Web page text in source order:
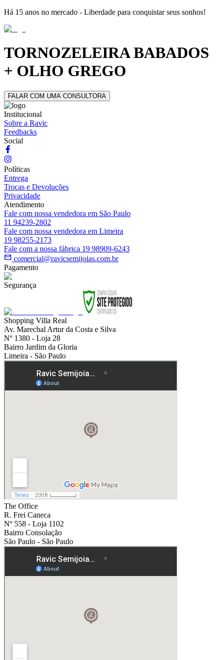
Há 15 anos no mercado - Liberdade para conquistar seus sonhos!
TORNOZELEIRA BABADOS
+ OLHO GREGO
FALAR COM UMA CONSULTORA
Institucional
Sobre a Ravic
Feedbacks
Social
Políticas
Entrega
Trocas e Devoluções
Privacidade
Atendimento
Fale com nossa vendedora em São Paulo
11 94239-2802
Fale com nossa vendedora em Limeira
19 98255-2173
Fale com a nossa fábrica 19 98909-6243
comercial@ravicsemijoias.com.br
Pagamento
Segurança
Shopping Villa Real
Av. Marechal Artur da Costa e Silva
Nº 1380 - Loja 28
Bairro Jardim da Gloria
Limeira - São Paulo
The Office
R. Frei Caneca
Nº 558 - Loja 1102
Bairro Consolação
São Paulo - São Paulo